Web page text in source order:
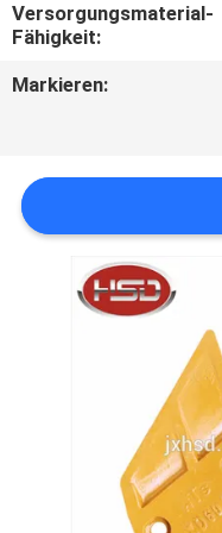
TRETEN
SIE
IN
VERBINDUNG
FORDERN
SITEMAP
Versorgungsmaterial-
Fähigkeit:
Markieren: